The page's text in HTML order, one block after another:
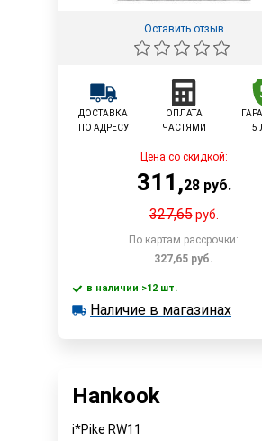
Оставить отзыв
ДОСТАВКА
ПО АДРЕСУ
ОПЛАТА
ЧАСТЯМИ
5
Цена со скидкой:
311 ,28руб.
327,65руб.
По картам рассрочки:
327,65 руб.
В корзину
в наличии >12 шт.
в наличии >12 шт.
Наличие в магазинах
Hankook
i*Pike RW11